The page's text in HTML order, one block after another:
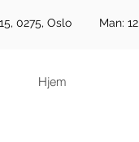
Man:
0275, Oslo
Hjem